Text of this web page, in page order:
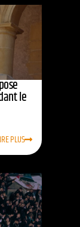
le
PLUS